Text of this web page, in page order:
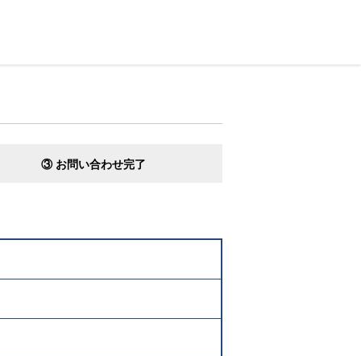
③ お問い合わせ完了